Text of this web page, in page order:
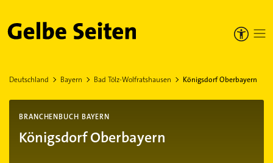
Gelbe Seiten
Deutschland Bayern Bad Tölz-Wolfratshausen Königsdorf Oberbayern
BRANCHENBUCH BAYERN
Königsdorf Oberbayern